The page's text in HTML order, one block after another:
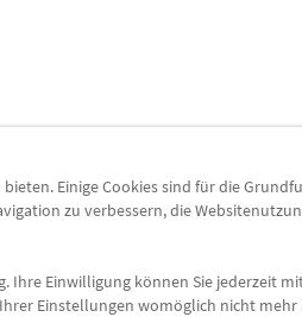
Einige Cookies sind für die
zu verbessern, die
Ihre Einwilligung können Sie jederzeit
Einstellungen womöglich nicht mehr